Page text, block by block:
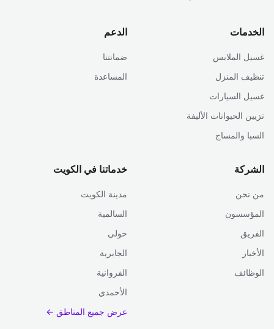
الخدمات
غسيل الملابس
تنظيف المنزل
غسيل السيارات
تزيين الحيوانات الأليفة
السبا والمساج
الدعم
ضمانتنا
المساعدة
الشركة
من نحن
المؤسسون
الفريق
الأخبار
الوظائف
خدماتنا في الكويت
مدينة الكويت
السالمية
حولي
الجابرية
الفروانية
الأحمدي
عرض جميع المناطق ←